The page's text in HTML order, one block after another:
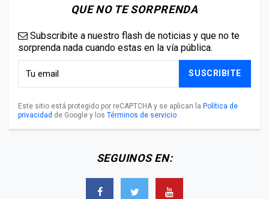
QUE NO TE SORPRENDA
Subscribite a nuestro flash de noticias y que no te
sorprenda nada cuando estas en la vía pública.
SUSCRIBITE
Este sitio está protegido por reCAPTCHA y se aplican la Política de
privacidad de Google y los Términos de servicio.
SEGUINOS EN: